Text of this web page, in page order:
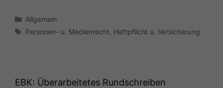
Kategorien
Allgemein
Schlagwörter
Personen- u. Medienrecht Haftpflicht u. Versicherung
EBK: Überarbeitetes Rundschreiben